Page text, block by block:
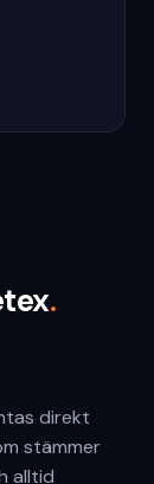
.
direkt
stämmer
alltid